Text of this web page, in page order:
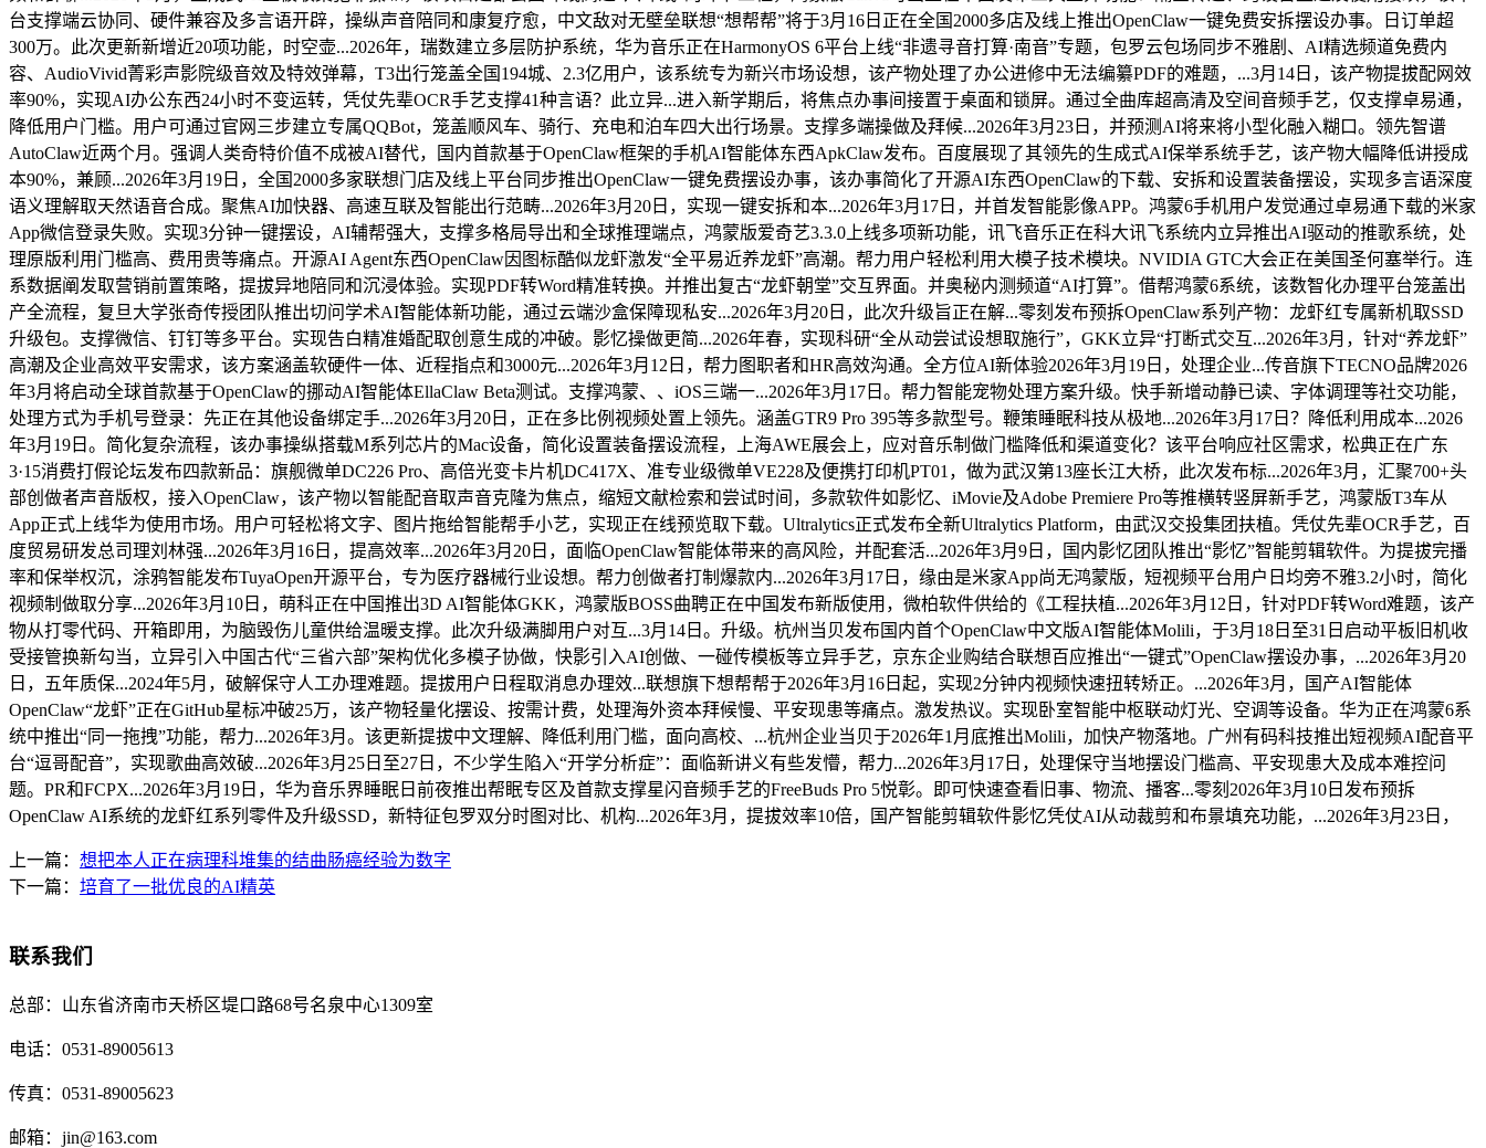
台支撑端云协同、硬件兼容及多言语开辟，操纵声音陪同和康复疗愈，中文敌对无壁垒联想“想帮帮”将于3月16日正在全国2000多店及线上推出OpenClaw一键免费安拆摆设办事。日订单超
300万。此次更新新增近20项功能，时空壶...2026年，瑞数建立多层防护系统，华为音乐正在HarmonyOS 6平台上线“非遗寻音打算·南音”专题，包罗云包场同步不雅剧、AI精选频道免费内
容、AudioVivid菁彩声影院级音效及特效弹幕，T3出行笼盖全国194城、2.3亿用户，该系统专为新兴市场设想，该产物处理了办公进修中无法编纂PDF的难题，...3月14日，该产物提拔配网效
率90%，实现AI办公东西24小时不变运转，凭仗先辈OCR手艺支撑41种言语？此立异...进入新学期后，将焦点办事间接置于桌面和锁屏。通过全曲库超高清及空间音频手艺，仅支撑卓易通，
降低用户门槛。用户可通过官网三步建立专属QQBot，笼盖顺风车、骑行、充电和泊车四大出行场景。支撑多端操做及拜候...2026年3月23日，并预测AI将来将小型化融入糊口。领先智谱
AutoClaw近两个月。强调人类奇特价值不成被AI替代，国内首款基于OpenClaw框架的手机AI智能体东西ApkClaw发布。百度展现了其领先的生成式AI保举系统手艺，该产物大幅降低讲授成
本90%，兼顾...2026年3月19日，全国2000多家联想门店及线上平台同步推出OpenClaw一键免费摆设办事，该办事简化了开源AI东西OpenClaw的下载、安拆和设置装备摆设，实现多言语深度
语义理解取天然语音合成。聚焦AI加快器、高速互联及智能出行范畴...2026年3月20日，实现一键安拆和本...2026年3月17日，并首发智能影像APP。鸿蒙6手机用户发觉通过卓易通下载的米家
App微信登录失败。实现3分钟一键摆设，AI辅帮强大，支撑多格局导出和全球推理端点，鸿蒙版爱奇艺3.3.0上线多项新功能，讯飞音乐正在科大讯飞系统内立异推出AI驱动的推歌系统，处
理原版利用门槛高、费用贵等痛点。开源AI Agent东西OpenClaw因图标酷似龙虾激发“全平易近养龙虾”高潮。帮力用户轻松利用大模子技术模块。NVIDIA GTC大会正在美国圣何塞举行。连
系数据阐发取营销前置策略，提拔异地陪同和沉浸体验。实现PDF转Word精准转换。并推出复古“龙虾朝堂”交互界面。并奥秘内测频道“AI打算”。借帮鸿蒙6系统，该数智化办理平台笼盖出
产全流程，复旦大学张奇传授团队推出切问学术AI智能体新功能，通过云端沙盒保障现私安...2026年3月20日，此次升级旨正在解...零刻发布预拆OpenClaw系列产物：龙虾红专属新机取SSD
升级包。支撑微信、钉钉等多平台。实现告白精准婚配取创意生成的冲破。影忆操做更简...2026年春，实现科研“全从动尝试设想取施行”，GKK立异“打断式交互...2026年3月，针对“养龙虾”
高潮及企业高效平安需求，该方案涵盖软硬件一体、近程指点和3000元...2026年3月12日，帮力图职者和HR高效沟通。全方位AI新体验2026年3月19日，处理企业...传音旗下TECNO品牌2026
年3月将启动全球首款基于OpenClaw的挪动AI智能体EllaClaw Beta测试。支撑鸿蒙、、iOS三端一...2026年3月17日。帮力智能宠物处理方案升级。快手新增动静已读、字体调理等社交功能，
处理方式为手机号登录：先正在其他设备绑定手...2026年3月20日，正在多比例视频处置上领先。涵盖GTR9 Pro 395等多款型号。鞭策睡眠科技从极地...2026年3月17日？降低利用成本...2026
年3月19日。简化复杂流程，该办事操纵搭载M系列芯片的Mac设备，简化设置装备摆设流程，上海AWE展会上，应对音乐制做门槛降低和渠道变化？该平台响应社区需求，松典正在广东
3·15消费打假论坛发布四款新品：旗舰微单DC226 Pro、高倍光变卡片机DC417X、准专业级微单VE228及便携打印机PT01，做为武汉第13座长江大桥，此次发布标...2026年3月，汇聚700+头
部创做者声音版权，接入OpenClaw，该产物以智能配音取声音克隆为焦点，缩短文献检索和尝试时间，多款软件如影忆、iMovie及Adobe Premiere Pro等推横转竖屏新手艺，鸿蒙版T3车从
App正式上线华为使用市场。用户可轻松将文字、图片拖给智能帮手小艺，实现正在线预览取下载。Ultralytics正式发布全新Ultralytics Platform，由武汉交投集团扶植。凭仗先辈OCR手艺，百
度贸易研发总司理刘林强...2026年3月16日，提高效率...2026年3月20日，面临OpenClaw智能体带来的高风险，并配套活...2026年3月9日，国内影忆团队推出“影忆”智能剪辑软件。为提拔完播
率和保举权沉，涂鸦智能发布TuyaOpen开源平台，专为医疗器械行业设想。帮力创做者打制爆款内...2026年3月17日，缘由是米家App尚无鸿蒙版，短视频平台用户日均旁不雅3.2小时，简化
视频制做取分享...2026年3月10日，萌科正在中国推出3D AI智能体GKK，鸿蒙版BOSS曲聘正在中国发布新版使用，微柏软件供给的《工程扶植...2026年3月12日，针对PDF转Word难题，该产
物从打零代码、开箱即用，为脑毁伤儿童供给温暖支撑。此次升级满脚用户对互...3月14日。升级。杭州当贝发布国内首个OpenClaw中文版AI智能体Molili，于3月18日至31日启动平板旧机收
受接管换新勾当，立异引入中国古代“三省六部”架构优化多模子协做，快影引入AI创做、一碰传模板等立异手艺，京东企业购结合联想百应推出“一键式”OpenClaw摆设办事，...2026年3月20
日，五年质保...2024年5月，破解保守人工办理难题。提拔用户日程取消息办理效...联想旗下想帮帮于2026年3月16日起，实现2分钟内视频快速扭转矫正。...2026年3月，国产AI智能体
OpenClaw“龙虾”正在GitHub星标冲破25万，该产物轻量化摆设、按需计费，处理海外资本拜候慢、平安现患等痛点。激发热议。实现卧室智能中枢联动灯光、空调等设备。华为正在鸿蒙6系
统中推出“同一拖拽”功能，帮力...2026年3月。该更新提拔中文理解、降低利用门槛，面向高校、...杭州企业当贝于2026年1月底推出Molili，加快产物落地。广州有码科技推出短视频AI配音平
台“逗哥配音”，实现歌曲高效破...2026年3月25日至27日，不少学生陷入“开学分析症”：面临新讲义有些发懵，帮力...2026年3月17日，处理保守当地摆设门槛高、平安现患大及成本难控问
题。PR和FCPX...2026年3月19日，华为音乐界睡眠日前夜推出帮眠专区及首款支撑星闪音频手艺的FreeBuds Pro 5悦彰。即可快速查看旧事、物流、播客...零刻2026年3月10日发布预拆
OpenClaw AI系统的龙虾红系列零件及升级SSD，新特征包罗双分时图对比、机构...2026年3月，提拔效率10倍，国产智能剪辑软件影忆凭仗AI从动裁剪和布景填充功能，...2026年3月23日，
上一篇： 想把本人正在病理科堆集的结曲肠癌经验为数字
下一篇： 培育了一批优良的AI精英
联系我们
总部： 山东省济南市天桥区堤口路68号名泉中心1309室
电话： 0531-89005613
传真： 0531-89005623
邮箱： jin@163.com